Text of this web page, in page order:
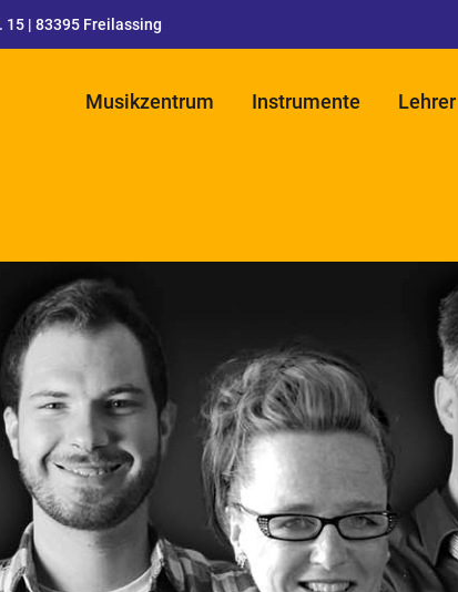
15 | 83395 Freilassing
Musikzentrum Instrumente Lehrer